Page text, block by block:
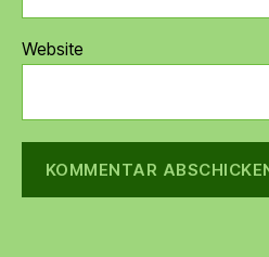
Website